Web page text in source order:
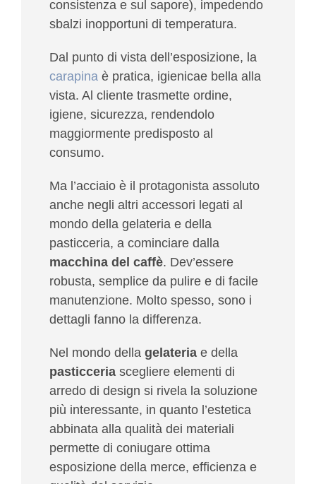
consistenza e sul sapore), impedendo
sbalzi inopportuni di temperatura.
Dal punto di vista dell’esposizione, la
carapina è pratica, igienicae bella alla
vista. Al cliente trasmette ordine,
igiene, sicurezza, rendendolo
maggiormente predisposto al
consumo.
Ma l’acciaio è il protagonista assoluto
anche negli altri accessori legati al
mondo della gelateria e della
pasticceria, a cominciare dalla
macchina del caffè. Dev’essere
robusta, semplice da pulire e di facile
manutenzione. Molto spesso, sono i
dettagli fanno la differenza.
Nel mondo della gelateriae della
pasticceriascegliere elementi di
arredo di design si rivela la soluzione
più interessante, in quanto l’estetica
abbinata alla qualità dei materiali
permette di coniugare ottima
esposizione della merce, efficienza e